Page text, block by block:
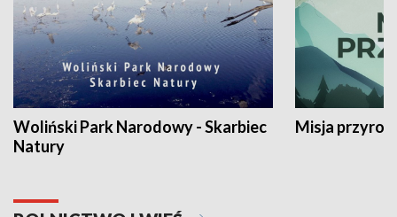
Woliński Park Narodowy - Skarbiec
Natury
Misja